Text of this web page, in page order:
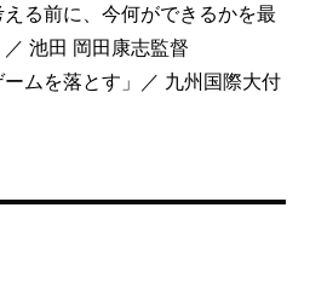
える前に、今何ができるかを最
池田 岡田康志監督
ームを落とす」／ 九州国際大付